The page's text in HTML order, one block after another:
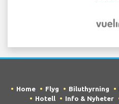
Home Flyg Biluthyrning
Hotell
Info & Nyheter